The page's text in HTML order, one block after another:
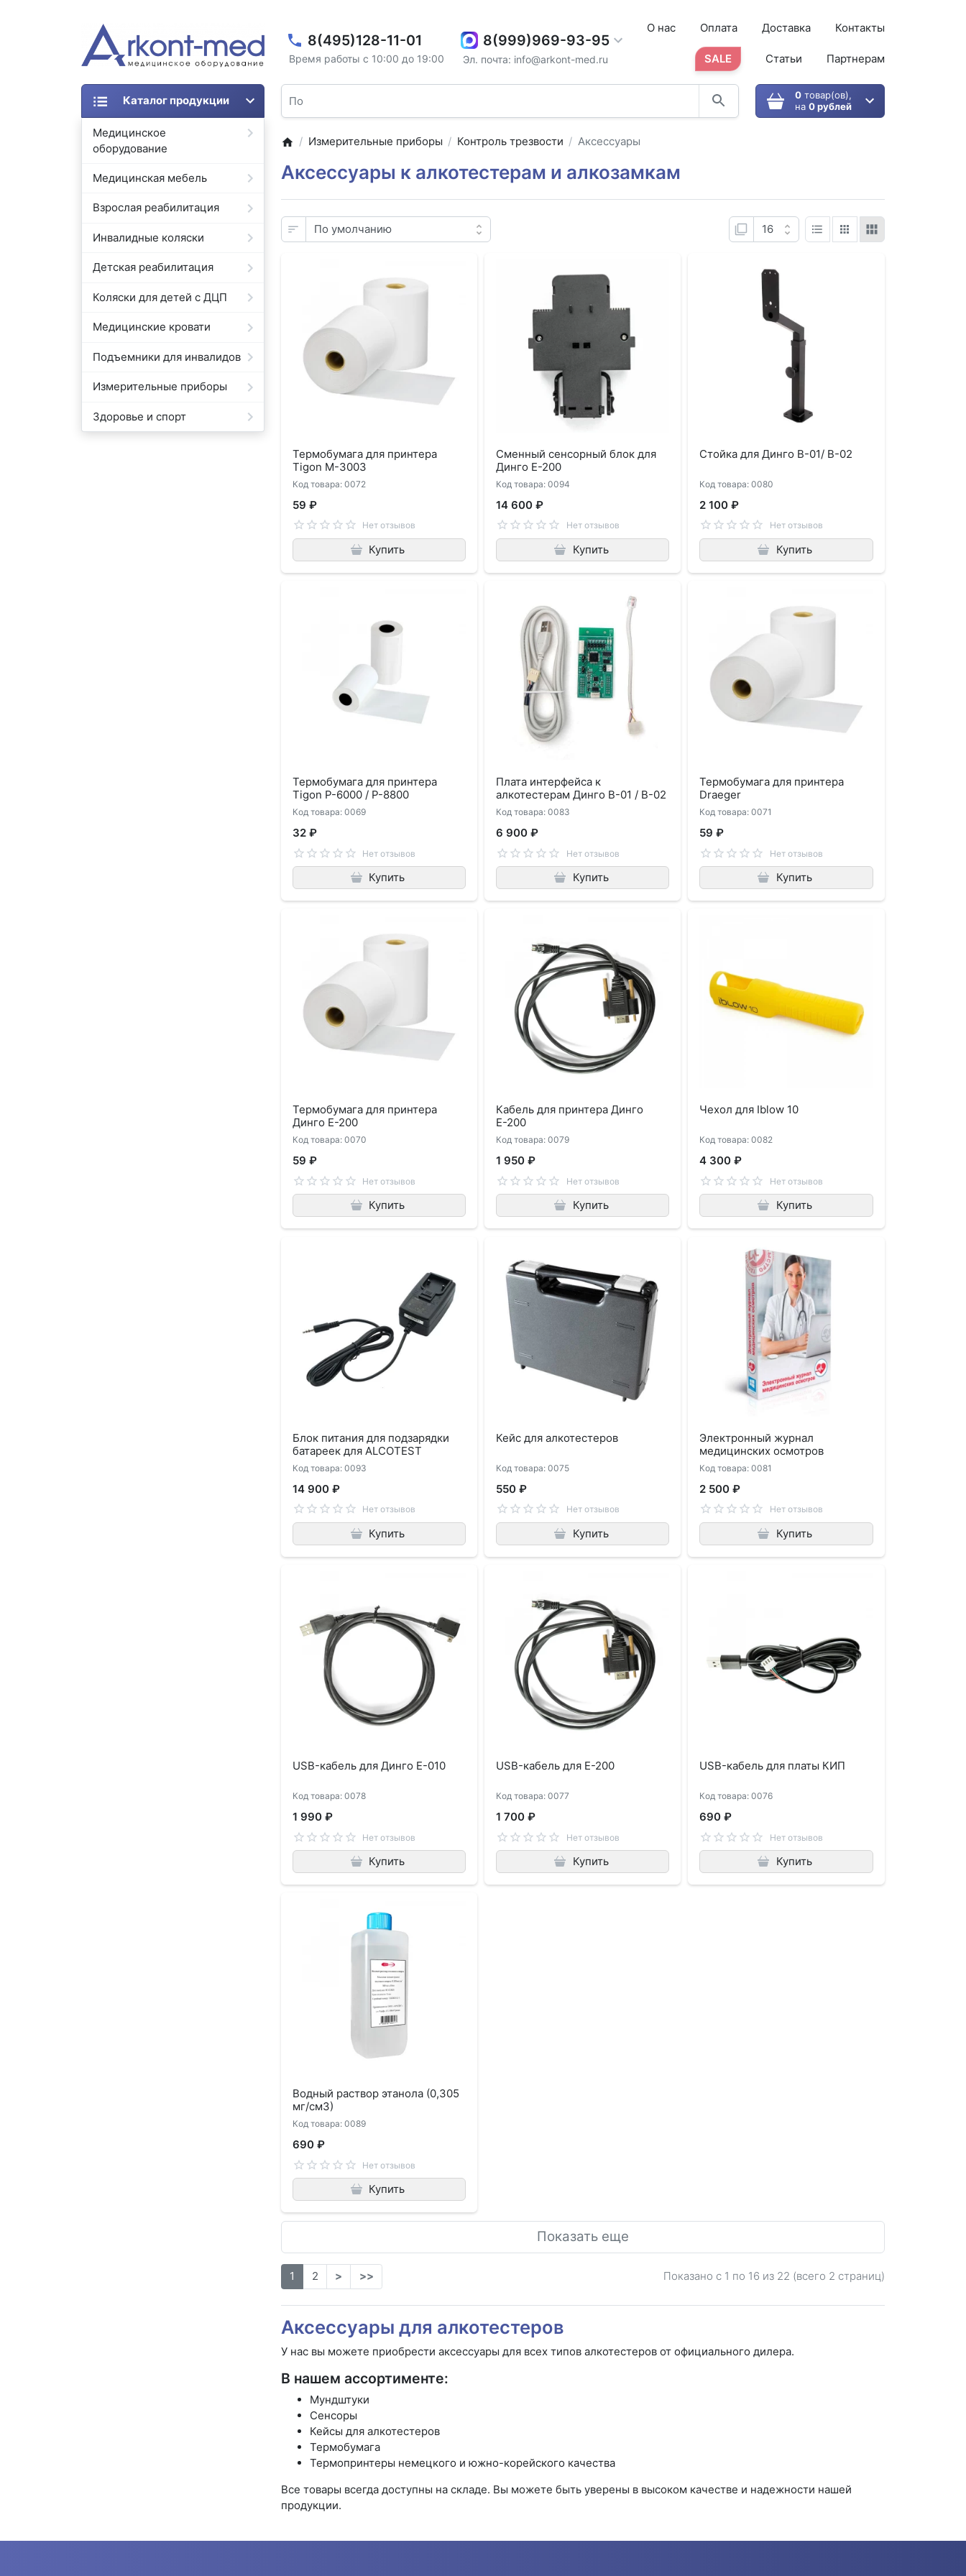
8(495)128-11-01
Время работы с 10:00 до 19:00
8(999)969-93-95
Эл. почта: info@arkont-med.ru
О нас Оплата Доставка Контакты
SALE Статьи Партнерам
0товар(ов),
на 0 рублей
Каталог продукции
Медицинское
оборудование
Медицинская мебель
Взрослая реабилитация
Инвалидные коляски
Детская реабилитация
Коляски для детей с ДЦП
Медицинские кровати
Подъемники для инвалидов
Измерительные приборы
Здоровье и спорт
Измерительные приборы Контроль трезвости Аксессуары
Аксессуары к алкотестерам и алкозамкам
Термобумага для принтера
Tigon M-3003
Код товара: 0072
59 ₽
Нет отзывов
Купить
Сменный сенсорный блок для
Динго Е-200
Код товара: 0094
14 600 ₽
Нет отзывов
Купить
Стойка для Динго В-01/ В-02
Код товара: 0080
2 100 ₽
Нет отзывов
Купить
Термобумага для принтера
Tigon P-6000 / P-8800
Код товара: 0069
32 ₽
Нет отзывов
Купить
Плата интерфейса к
алкотестерам Динго В-01 / В-02
Код товара: 0083
6 900 ₽
Нет отзывов
Купить
Термобумага для принтера
Draeger
Код товара: 0071
59 ₽
Нет отзывов
Купить
Термобумага для принтера
Динго Е-200
Код товара: 0070
59 ₽
Нет отзывов
Купить
Кабель для принтера Динго
Е-200
Код товара: 0079
1 950 ₽
Нет отзывов
Купить
Чехол для Iblow 10
Код товара: 0082
4 300 ₽
Нет отзывов
Купить
Блок питания для подзарядки
батареек для ALCOTEST
Код товара: 0093
14 900 ₽
Нет отзывов
Купить
Кейс для алкотестеров
Код товара: 0075
550 ₽
Нет отзывов
Купить
Электронный журнал
медицинских осмотров
Код товара: 0081
2 500 ₽
Нет отзывов
Купить
USB-кабель для Динго Е-010
Код товара: 0078
1 990 ₽
Нет отзывов
Купить
USB-кабель для Е-200
Код товара: 0077
1 700 ₽
Нет отзывов
Купить
USB-кабель для платы КИП
Код товара: 0076
690 ₽
Нет отзывов
Купить
Водный раствор этанола (0,305
мг/см3)
Код товара: 0089
690 ₽
Нет отзывов
Купить
Показать еще
Показано с 1 по 16 из 22 (всего 2 страниц)
1 2 > >>
Аксессуары для алкотестеров
У нас вы можете приобрести аксессуары для всех типов алкотестеров от официального дилера.
В нашем ассортименте:
Мундштуки
Сенсоры
Кейсы для алкотестеров
Термобумага
Термопринтеры немецкого и южно-корейского качества
Все товары всегда доступны на складе. Вы можете быть уверены в высоком качестве и надежности нашей
продукции.